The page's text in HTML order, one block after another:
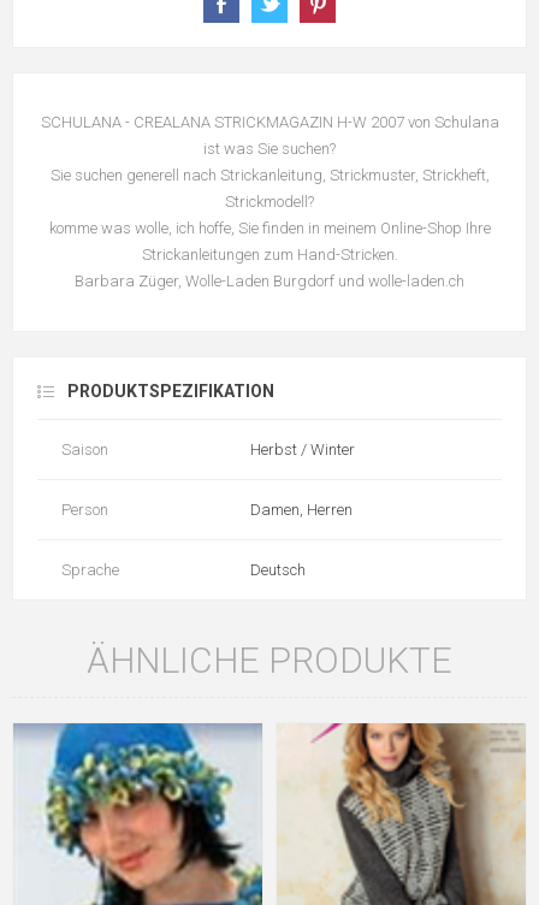
SCHULANA - CREALANA STRICKMAGAZIN H-W 2007 von Schulana
ist was Sie suchen?
Sie suchen generell nach Strickanleitung, Strickmuster, Strickheft,
Strickmodell?
komme was wolle, ich hoffe, Sie finden in meinem Online-Shop Ihre
Strickanleitungen zum Hand-Stricken.
Barbara Züger, Wolle-Laden Burgdorf und wolle-laden.ch
PRODUKTSPEZIFIKATION
Saison Herbst / Winter
Person Damen, Herren
Sprache Deutsch
ÄHNLICHE PRODUKTE